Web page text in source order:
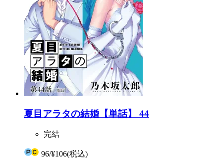
夏目アラタの結婚【単話】 44
完結
96/¥106(税込)